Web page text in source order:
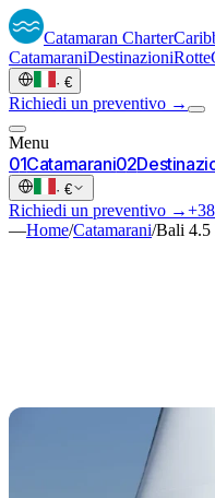
Catamaran Charter
CatamaraniDestinazioniRotte
· €
Richiedi un preventivo →
Menu
01Catamarani02
· €
Richiedi un preventivo →
—Home/Catamarani/Bali